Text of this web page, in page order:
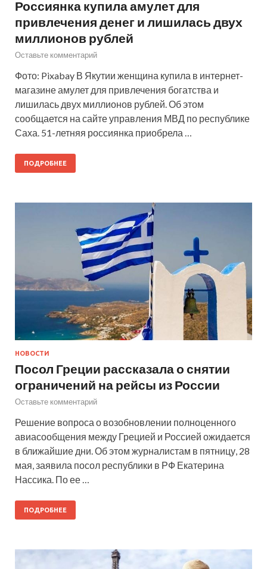
Россиянка купила амулет для
привлечения денег и лишилась двух
миллионов рублей
Оставьте комментарий
Фото: Pixabay В Якутии женщина купила в интернет-
магазине амулет для привлечения богатства и
лишилась двух миллионов рублей. Об этом
сообщается на сайте управления МВД по республике
Саха. 51-летняя россиянка приобрела …
ПОДРОБНЕЕ
НОВОСТИ
Посол Греции рассказала о снятии
ограничений на рейсы из России
Оставьте комментарий
Решение вопроса о возобновлении полноценного
авиасообщения между Грецией и Россией ожидается
в ближайшие дни. Об этом журналистам в пятницу, 28
мая, заявила посол республики в РФ Екатерина
Нассика. По ее …
ПОДРОБНЕЕ